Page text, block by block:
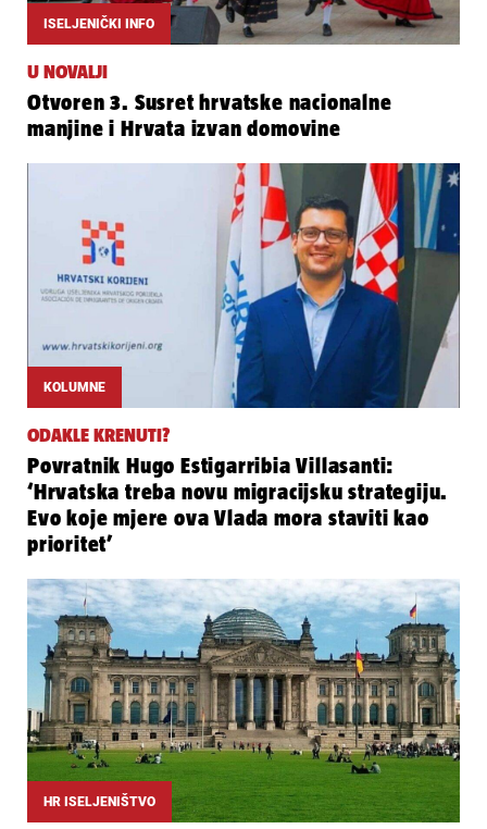
ISELJENIČKI INFO
U NOVALJI
Otvoren 3. Susret hrvatske nacionalne
manjine i Hrvata izvan domovine
KOLUMNE
ODAKLE KRENUTI?
Povratnik Hugo Estigarribia Villasanti:
‘Hrvatska treba novu migracijsku strategiju.
Evo koje mjere ova Vlada mora staviti kao
prioritet’
HR ISELJENIŠTVO